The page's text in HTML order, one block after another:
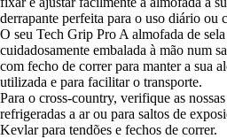
derrapante perfeita para o uso diário ou
O seu Tech Grip Pro A almofada de
cuidadosamente embalada à mão num
com fecho de correr para manter a sua
utilizada e para facilitar o transporte.
Para o cross-country, verifique as
refrigeradas a ar ou para saltos de
Kevlar para tendões e fechos de correr.